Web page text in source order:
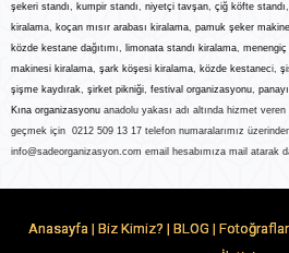
şekeri standı, kumpir standı, niyetçi tavşan, çiğ köfte standı,
kiralama, koçan mısır arabası kiralama, pamuk şeker
közde kestane dağıtımı, limonata standı kiralama, menengiç
makinesi kiralama, şark köşesi kiralama, közde kestaneci,
şişme kaydırak, şirket pikniği, festival organizasyonu,
Kına organizasyonu anadolu yakası adı altında hizmet
geçmek için 0212 509 13 17 telefon numaralarımız
info@sadeorganizasyon.com email hesabımıza mail atarak
Anasayfa| Biz Kimiz? | BLOG | Fotoğraflar